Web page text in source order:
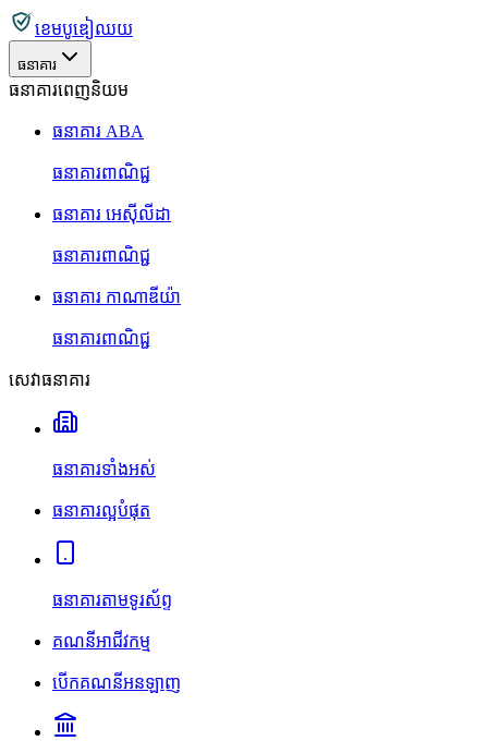
ខេមបូឌៀឈយ
ធនាគារ
ធនាគារពេញនិយម
ធនាគារ ABA
ធនាគារពាណិជ្ជ
ធនាគារ អេស៊ីលីដា
ធនាគារពាណិជ្ជ
ធនាគារ កាណាឌីយ៉ា
ធនាគារពាណិជ្ជ
សេវាធនាគារ
ធនាគារទាំងអស់
ធនាគារល្អបំផុត
ធនាគារតាមទូរស័ព្ទ
គណនីអាជីវកម្ម
បើកគណនីអនឡាញ